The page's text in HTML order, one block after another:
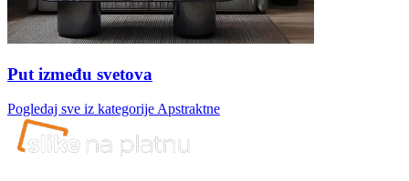
Put između svetova
Pogledaj sve iz kategorijeApstraktne